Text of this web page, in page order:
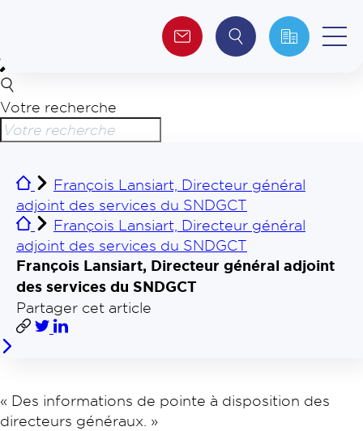
Qui sommes-nous ?
Investisseurs
Journalistes
Votre recherche
François Lansiart, Directeur général
adjoint des services du SNDGCT
François Lansiart, Directeur général
adjoint des services du SNDGCT
François Lansiart, Directeur général adjoint
des services du SNDGCT
Partager cet article
« Des informations de pointe à disposition des
directeurs généraux. »